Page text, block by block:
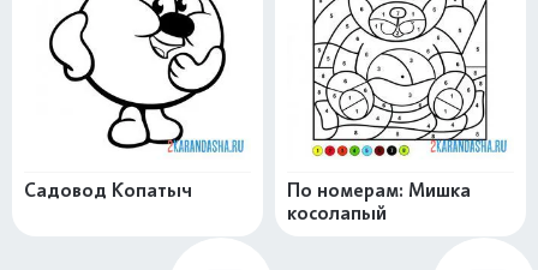
Садовод Копатыч
По номерам: Мишка
косолапый